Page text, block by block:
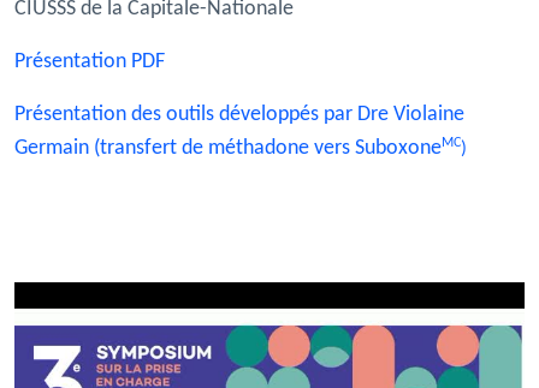
CIUSSS de la Capitale-Nationale
Présentation PDF
Présentation des outils développés par Dre Violaine
Germain (transfert de méthadone vers SuboxoneMC)